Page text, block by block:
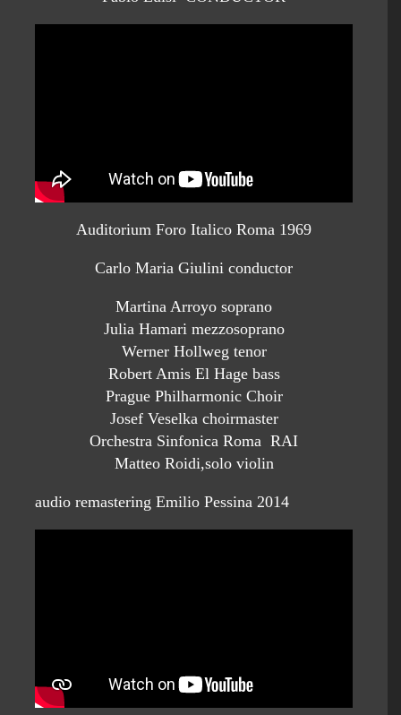
Auditorium Foro Italico Roma 1969
Carlo Maria Giulini conductor
Martina Arroyo soprano
Julia Hamari mezzosoprano
Werner Hollweg tenor
Robert Amis El Hage bass
Prague Philharmonic Choir
Josef Veselka choirmaster
Orchestra Sinfonica Roma RAI
Matteo Roidi,solo violin
audio remastering Emilio Pessina 2014